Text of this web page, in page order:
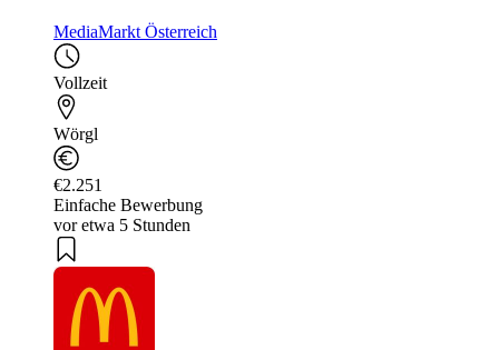
MediaMarkt Österreich
Vollzeit
Wörgl
€2.251
Einfache Bewerbung
vor etwa 5 Stunden